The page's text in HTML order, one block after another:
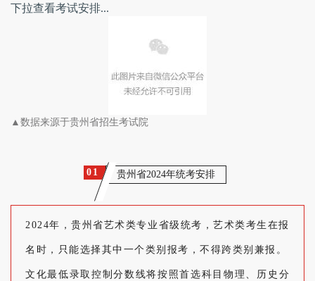
下拉查看考试安排...
▲ 数据来源于贵州省招生考试院
0 1 贵州省2024年统考安排
2024年，贵州省艺术类专业省级统考，艺术类考生在报
名时，只能选择其中一个类别报考，不得跨类别兼报。
文化最低录取控制分数线将按照首选科目物理、历史分